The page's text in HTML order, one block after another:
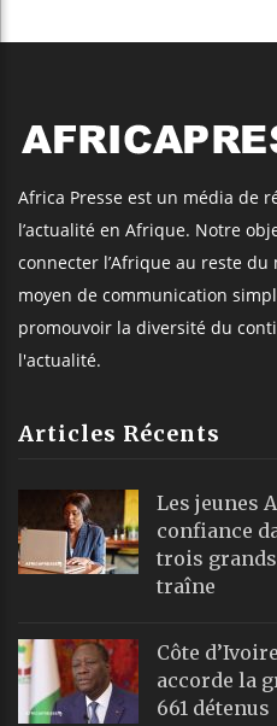
Africa Presse est un média de
l’actualité en Afrique. Notre
connecter l’Afrique au reste du
moyen de communication
promouvoir la diversité du
l'actualité.
Articles Récents
Les jeunes
confiance
trois
traîne
Côte
accorde la
661 détenus